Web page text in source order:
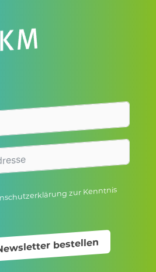
zur Kenntnis
bestellen